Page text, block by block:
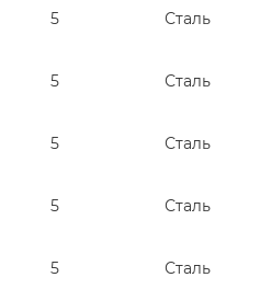
5 Сталь
5 Сталь
5 Сталь
5 Сталь
5 Сталь